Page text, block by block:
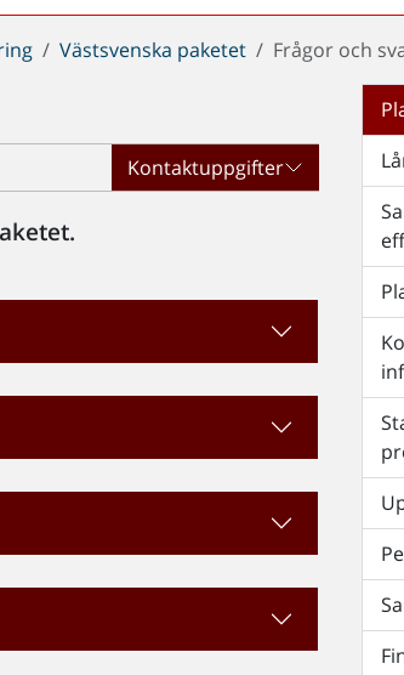
Västsvenska paketet Frågor och
Kontaktuppgifter